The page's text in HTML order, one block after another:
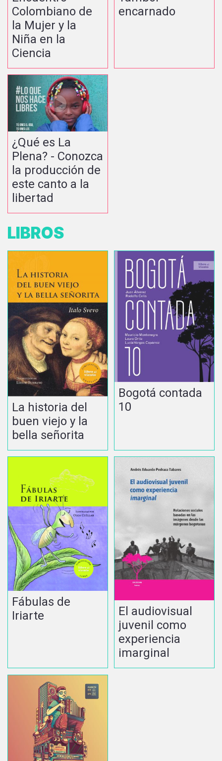
Colombiano de
la Mujer y la
Niña en la
Ciencia
encarnado
¿Qué es La
Plena? - Conozca
la producción de
este canto a la
libertad
LIBROS
La historia del
buen viejo y la
bella señorita
Bogotá contada
10
Fábulas de
Iriarte
El audiovisual
juvenil como
experiencia
imarginal